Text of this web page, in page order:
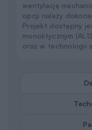
wentylację
opcji należy
Projekt dostępny
monolitycznym
oraz w technologii